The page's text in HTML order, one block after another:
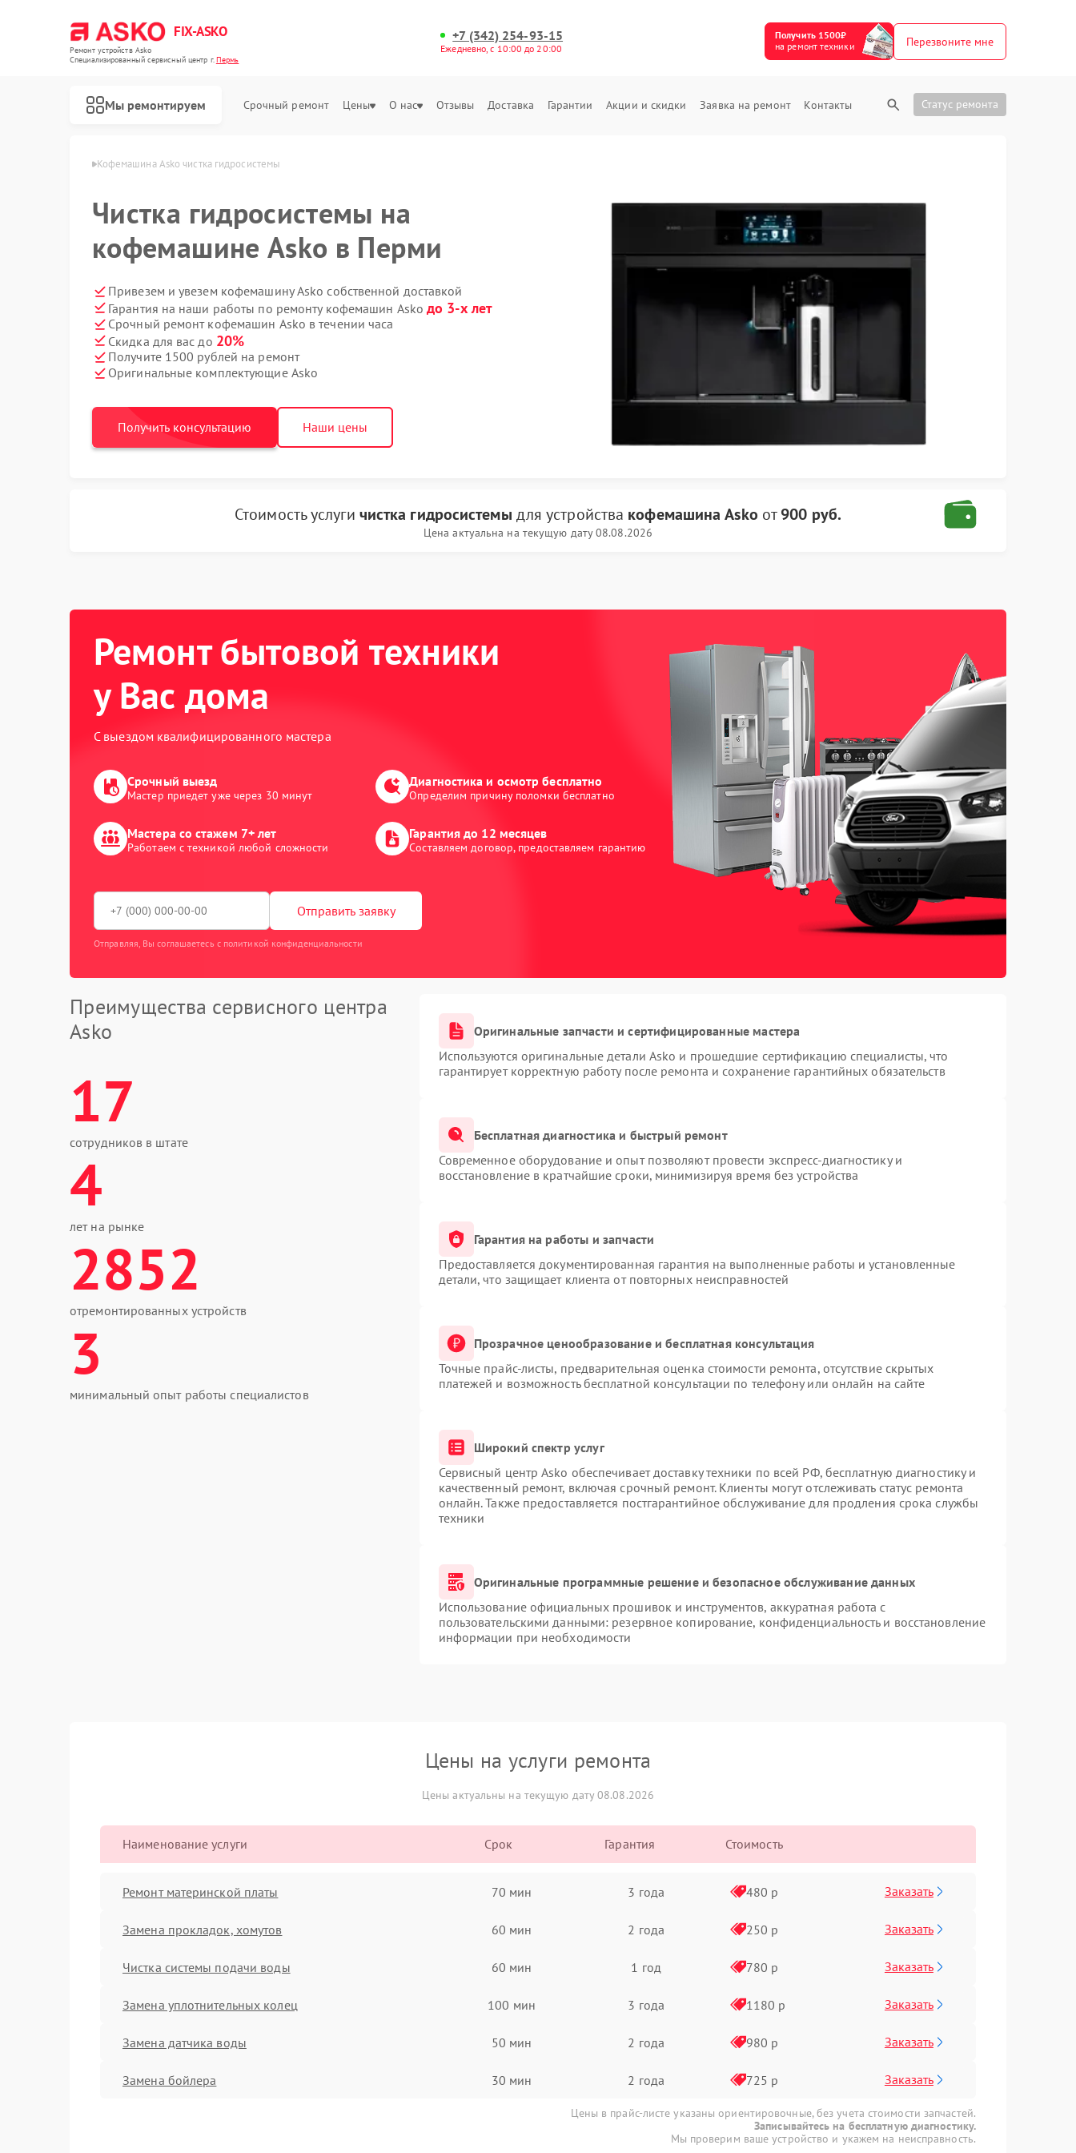
FIX-ASKO
Ремонт устройств Asko
Специализированный cервисный центр г.Пермь
+7 (342) 254-93-15
Ежедневно, с 10:00 до 20:00
Получить 1500₽
на ремонт техники
Перезвоните мне
Мы ремонтируем Срочный ремонт Цены О нас Отзывы Доставка Гарантии Акции и скидки Заявка на ремонт Контакты Статус ремонта
Кофемашина Asko чистка гидросистемы
Чистка гидросистемы на
кофемашине Asko в Перми
Привезем и увезем кофемашину Asko собственной доставкой
Гарантия на наши работы по ремонту кофемашин Asko до 3-х лет
Срочный ремонт кофемашин Asko в течении часа
Скидка для вас до 20%
Получите 1500 рублей на ремонт
Оригинальные комплектующие Asko
Получить консультацию Наши цены
Стоимость услуги чистка гидросистемы для устройства кофемашина Asko от900 руб.
Цена актуальна на текущую дату 08.08.2026
Ремонт бытовой техники
у Вас дома
С выездом квалифицированного мастера
Срочный выезд
Мастер приедет уже через 30 минут
Диагностика и осмотр бесплатно
Определим причину поломки бесплатно
Мастера со стажем 7+ лет
Работаем с техникой любой сложности
Гарантия до 12 месяцев
Составляем договор, предоставляем гарантию
Отправить заявку
Отправляя, Вы соглашаетесь с политикой конфиденциальности
Преимущества сервисного центра
Asko
17
сотрудников в штате
4
лет на рынке
2852
отремонтированных устройств
3
минимальный опыт работы специалистов
Оригинальные запчасти и сертифицированные мастера
Используются оригинальные детали Asko и прошедшие сертификацию специалисты, что
гарантирует корректную работу после ремонта и сохранение гарантийных обязательств
Бесплатная диагностика и быстрый ремонт
Современное оборудование и опыт позволяют провести экспресс-диагностику и
восстановление в кратчайшие сроки, минимизируя время без устройства
Гарантия на работы и запчасти
Предоставляется документированная гарантия на выполненные работы и установленные
детали, что защищает клиента от повторных неисправностей
Прозрачное ценообразование и бесплатная консультация
Точные прайс-листы, предварительная оценка стоимости ремонта, отсутствие скрытых
платежей и возможность бесплатной консультации по телефону или онлайн на сайте
Широкий спектр услуг
Сервисный центр Asko обеспечивает доставку техники по всей РФ, бесплатную диагностику и
качественный ремонт, включая срочный ремонт. Клиенты могут отслеживать статус ремонта
онлайн. Также предоставляется постгарантийное обслуживание для продления срока службы
техники
Оригинальные программные решение и безопасное обслуживание данных
Использование официальных прошивок и инструментов, аккуратная работа с
пользовательскими данными: резервное копирование, конфиденциальность и восстановление
информации при необходимости
Цены на услуги ремонта
Цены актуальны на текущую дату 08.08.2026
Наименование услуги Срок Гарантия Стоимость
Ремонт материнской платы 70 мин 3 года 480 р Заказать
Замена прокладок, хомутов 60 мин 2 года 250 р Заказать
Чистка системы подачи воды 60 мин 1 год 780 р Заказать
Замена уплотнительных колец 100 мин 3 года 1180 р Заказать
Замена датчика воды 50 мин 2 года 980 р Заказать
Замена бойлера 30 мин 2 года 725 р Заказать
Цены в прайс-листе указаны ориентировочные, без учета стоимости запчастей.
Записывайтесь на бесплатную диагностику.
Мы проверим ваше устройство и укажем на неисправность.